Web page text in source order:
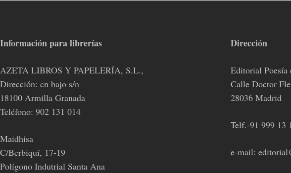
Información para librerías
AZETA LIBROS Y PAPELERÍA, S.L.,
Dirección: cn bajo s/n
18100 Armilla Granada
Teléfono: 902 131 014
Maidhisa
C/Berbiquí, 17-19
Polígono Indutrial Santa Ana
Dirección
Editorial Poesía
Calle Doctor
28036 Madrid
Telf.-91 999 13
e-mail: